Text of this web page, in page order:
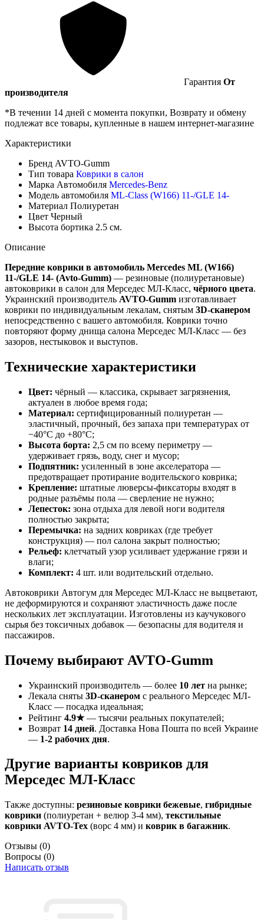
Гарантия От
производителя
*В течении 14 дней с момента покупки, Возврату и обмену
подлежат все товары, купленные в нашем интернет-магазине
Характеристики
Бренд AVTO-Gumm
Тип товара Коврики в салон
Марка Автомобиля Mercedes-Benz
Модель автомобиля ML-Class (W166) 11-/GLE 14-
Материал Полиуретан
Цвет Черный
Высота бортика 2.5 см.
Описание
Передние коврики в автомобиль Mercedes ML (W166)
11-/GLE 14- (Avto-Gumm) — резиновые (полиуретановые)
автоковрики в салон для Мерседес МЛ-Класс, чёрного цвета.
Украинский производитель AVTO-Gumm изготавливает
коврики по индивидуальным лекалам, снятым 3D-сканером
непосредственно с вашего автомобиля. Коврики точно
повторяют форму днища салона Мерседес МЛ-Класс — без
зазоров, нестыковок и выступов.
Технические характеристики
Цвет: чёрный — классика, скрывает загрязнения,
актуален в любое время года;
Материал: сертифицированный полиуретан —
эластичный, прочный, без запаха при температурах от
−40°C до +80°C;
Высота борта: 2,5 см по всему периметру —
удерживает грязь, воду, снег и мусор;
Подпятник: усиленный в зоне акселератора —
предотвращает протирание водительского коврика;
Крепление: штатные люверсы-фиксаторы входят в
родные разъёмы пола — сверление не нужно;
Лепесток: зона отдыха для левой ноги водителя
полностью закрыта;
Перемычка: на задних ковриках (где требует
конструкция) — пол салона закрыт полностью;
Рельеф: клетчатый узор усиливает удержание грязи и
влаги;
Комплект: 4 шт. или водительский отдельно.
Автоковрики Автогум для Мерседес МЛ-Класс не выцветают,
не деформируются и сохраняют эластичность даже после
нескольких лет эксплуатации. Изготовлены из каучукового
сырья без токсичных добавок — безопасны для водителя и
пассажиров.
Почему выбирают AVTO-Gumm
Украинский производитель — более 10 лет на рынке;
Лекала сняты 3D-сканером с реального Мерседес МЛ-
Класс — посадка идеальная;
Рейтинг 4.9★— тысячи реальных покупателей;
Возврат 14 дней. Доставка Нова Пошта по всей Украине
— 1-2 рабочих дня.
Другие варианты ковриков для
Мерседес МЛ-Класс
Также доступны: резиновые коврики бежевые, гибридные
коврики (полиуретан + велюр 3-4 мм), текстильные
коврики AVTO-Tex (ворс 4 мм) и коврик в багажник.
Отзывы (0)
Вопросы (0)
Написать отзыв